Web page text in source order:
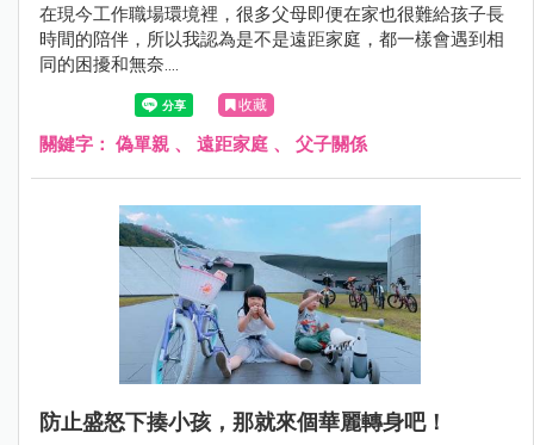
在現今工作職場環境裡，很多父母即便在家也很難給孩子長
時間的陪伴，所以我認為是不是遠距家庭，都一樣會遇到相
同的困擾和無奈....
收藏
關鍵字： 偽單親 、 遠距家庭 、 父子關係
防止盛怒下揍小孩，那就來個華麗轉身吧！